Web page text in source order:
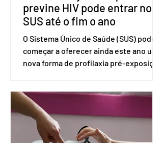
previne HIV pode entrar no
SUS até o fim o ano
O Sistema Único de Saúde (SUS) pode
começar a oferecer ainda este ano uma
nova forma de profilaxia pré-exposição
medicamento carbotegravir, que
impede a replicação do vírus de forma
prolongada e pode ser tomado a cada
dois meses. O pedido de inclusão vai